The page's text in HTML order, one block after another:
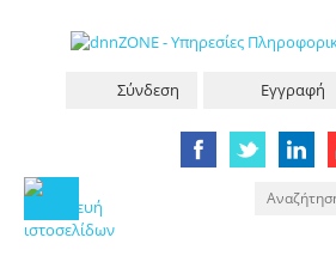
Σύνδεση Εγγραφή